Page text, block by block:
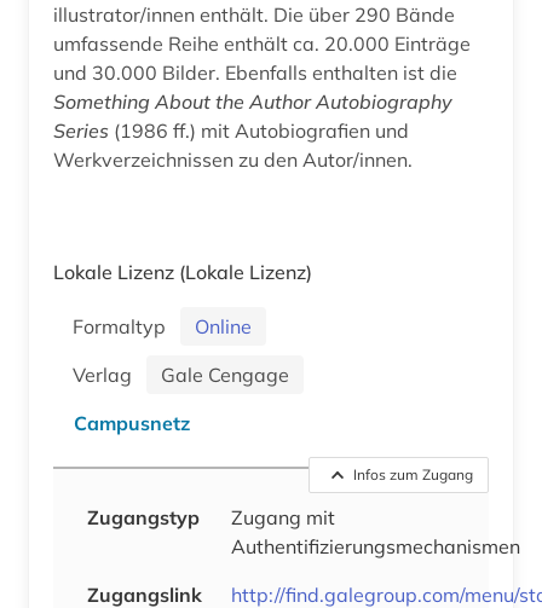
illustrator/innen enthält. Die über 290 Bände
umfassende Reihe enthält ca. 20.000 Einträge
und 30.000 Bilder. Ebenfalls enthalten ist die
Something About the Author Autobiography
Series (1986 ff.) mit Autobiografien und
Werkverzeichnissen zu den Autor/innen.
Lokale Lizenz (Lokale Lizenz)
Formaltyp
Online
Verlag
Gale Cengage
Campusnetz
Infos zum Zugang
Zugangstyp
Zugang mit
Authentifizierungsmechanismen
Zugangslink
http://find.galegroup.com/menu/